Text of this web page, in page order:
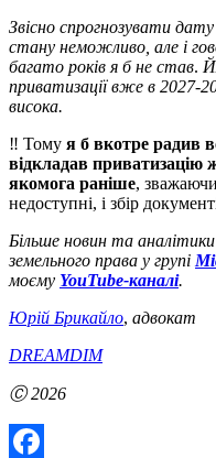
Звісно спрогнозувати
стану неможливо, але і
багато років я б не став.
приватизації вже в 2027-
висока.
‼️ Тому я б вкотре радив
відкладав
якомога раніше,
недоступні, і збір
Більше новин та
земельного права у групі
моєму YouTube-каналі.
Юрій Брикайло, адвокат
DREAMDIM
Ⓒ 2026